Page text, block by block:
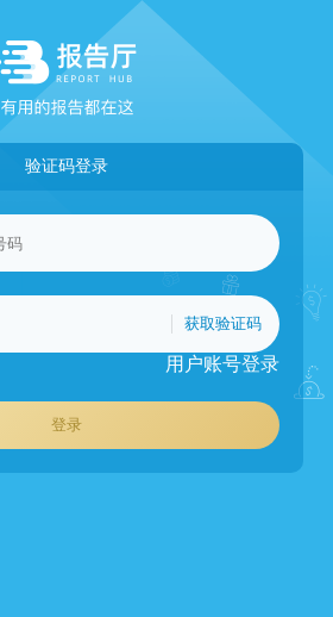
验证码登录
获取验证码
用户账号登录
登录